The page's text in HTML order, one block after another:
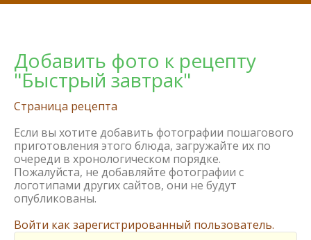
Добавить фото к рецепту
"Быстрый завтрак"
Страница рецепта
Если вы хотите добавить фотографии пошагового
приготовления этого блюда, загружайте их по
очереди в хронологическом порядке.
Пожалуйста, не добавляйте фотографии с
логотипами других сайтов, они не будут
опубликованы.
Войти как зарегистрированный пользователь.